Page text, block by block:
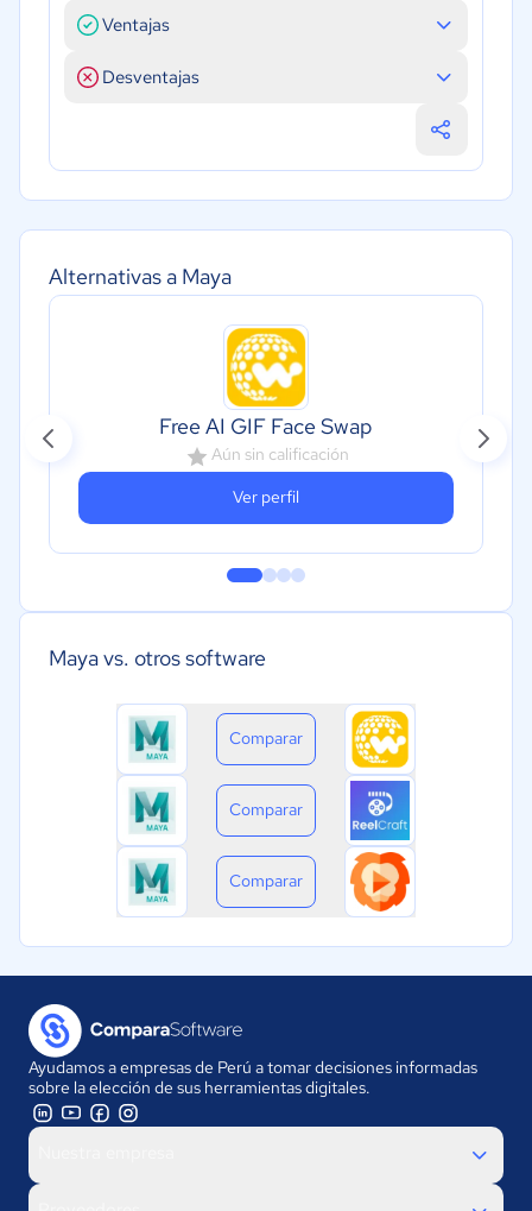
Alternativas a Maya
Free AI GIF Face Swap
Aún sin calificación
Ver perfil
Maya vs. otros software
Comparar
Comparar
Comparar
Ventajas
Desventajas
Ayudamos a empresas de Perú a tomar decisiones informadas
sobre la elección de sus herramientas digitales.